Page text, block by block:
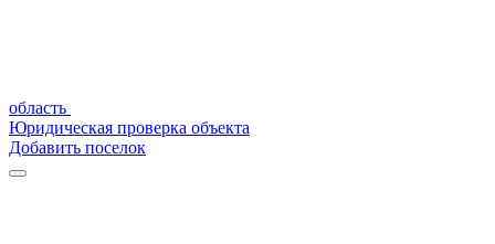
область
Юридическая проверка объекта
Добавить поселок